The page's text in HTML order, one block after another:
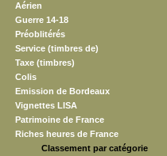
Aérien
Guerre 14-18
Préoblitérés
Service (timbres de)
Taxe (timbres)
Colis
Emission de Bordeaux
Vignettes LISA
Patrimoine de France
Riches heures de France
Classement par catégorie